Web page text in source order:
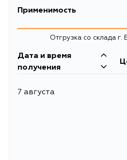
EAN-13
Объем упаковки, л 0.000266
Описание
Клипса
Применимость
Отгрузка со склада г.
Дата и время
получения
7 августа